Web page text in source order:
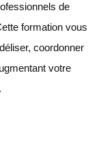
de
formation vous
coordonner
votre